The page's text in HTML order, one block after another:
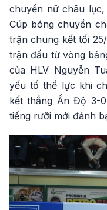
chuyền nữ châu
Cúp bóng chuyền
trận chung kết tối
trận đấu từ vòng
của HLV Nguyễn
yếu tố thể lực khi
kết thắng Ấn Độ 3-
tiếng rưỡi mới đánh